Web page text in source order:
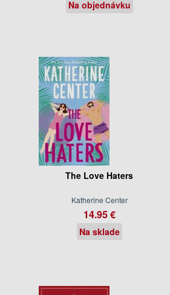
Na objednávku
The Love Haters
Katherine Center
14.95 €
Na sklade